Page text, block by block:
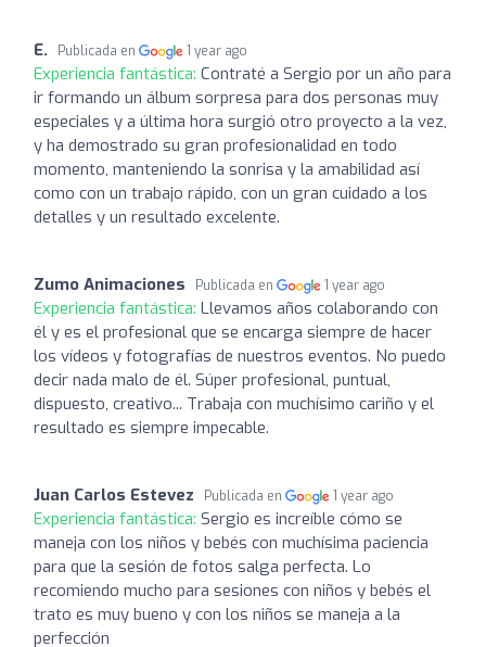
E. Publicada en 1 year ago
Experiencia fantástica: Contraté a Sergio por un año para
ir formando un álbum sorpresa para dos personas muy
especiales y a última hora surgió otro proyecto a la vez,
y ha demostrado su gran profesionalidad en todo
momento, manteniendo la sonrisa y la amabilidad así
como con un trabajo rápido, con un gran cuidado a los
detalles y un resultado excelente.
Zumo Animaciones Publicada en 1 year ago
Experiencia fantástica: Llevamos años colaborando con
él y es el profesional que se encarga siempre de hacer
los vídeos y fotografías de nuestros eventos. No puedo
decir nada malo de él. Súper profesional, puntual,
dispuesto, creativo... Trabaja con muchísimo cariño y el
resultado es siempre impecable.
Juan Carlos Estevez Publicada en 1 year ago
Experiencia fantástica: Sergio es increíble cómo se
maneja con los niños y bebés con muchísima paciencia
para que la sesión de fotos salga perfecta. Lo
recomiendo mucho para sesiones con niños y bebés el
trato es muy bueno y con los niños se maneja a la
perfección